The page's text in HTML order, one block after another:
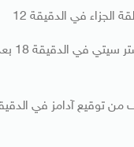
في الدقيقة 12